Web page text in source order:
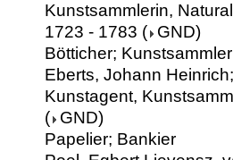
Kunstsammlerin,
1723 - 1783 ( GND)
Bötticher; Kunstsammler
Eberts, Johann
Kunstagent,
( GND)
Papelier; Bankier